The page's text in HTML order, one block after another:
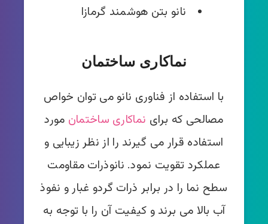
نانو بتن هوشمند گرمازا
نماکاری ساختمان
با استفاده از فناوری نانو می توان خواص
مصالحی که برای نماکاری ساختمان مورد
استفاده قرار می گیرند را از نظر زیبایی و
عملکرد تقویت نمود. نانوذرات مقاومت
سطح نما را در برابر ذرات گردو غبار و نفوذ
آب بالا می برند و کیفیت آن را با توجه به